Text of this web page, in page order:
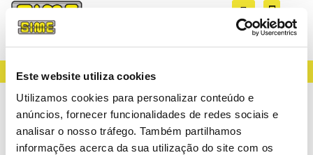
Este website utiliza cookies
Utilizamos cookies para personalizar conteúdo e
anúncios, fornecer funcionalidades de redes sociais e
analisar o nosso tráfego. Também partilhamos
informações acerca da sua utilização do site com os
CREATING LIGHT SINCE 1983
Iluminação Espaços
Comerciais